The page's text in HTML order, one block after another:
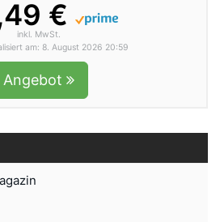
€
inkl. MwSt.
am: 8. August 2026 20:59
Angebot